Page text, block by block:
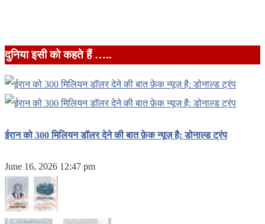
दुनिया इसी को कहते हैं …..
ईरान को 300 मिलियन डॉलर देने की बात फ़ेक न्यूज़ है: डोनाल्ड ट्रंप
June 16, 2026 12:47 pm